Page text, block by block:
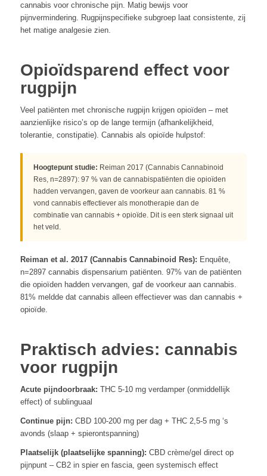
cannabis voor chronische pijn. Matig bewijs voor
pijnvermindering. Rugpijnspecifieke subgroep laat consistente, zij
het matige analgesie zien.
Opioïdsparend effect voor
rugpijn
Veel patiënten met chronische rugpijn krijgen opioïden – met
aanzienlijke risico’s op de lange termijn (afhankelijkheid,
tolerantie, constipatie). Cannabis als opioïde hulpstof:
Hoogtepunt studie: Reiman 2017 (Cannabis Cannabinoid
Res, n=2897): 97 % van de cannabispatiënten die opioïden
hadden vervangen, gaven de voorkeur aan cannabis. 81 %
vond cannabis effectiever als monotherapie dan de
combinatie van cannabis + opioïde. Dit is een sterk signaal uit
het veld.
Reiman et al. 2017 (Cannabis Cannabinoid Res): Enquête,
n=2897 cannabis dispensarium patiënten. 97% van de patiënten
die opioïden hadden vervangen, gaf de voorkeur aan cannabis.
81% meldde dat cannabis alleen effectiever was dan cannabis +
opioïde.
Praktisch advies: cannabis
voor rugpijn
Acute pijndoorbraak: THC 5-10 mg verdamper (onmiddellijk
effect) of sublinguaal
Continue pijn: CBD 100-200 mg per dag + THC 2,5-5 mg ‘s
avonds (slaap + spierontspanning)
Plaatselijk (plaatselijke spanning): CBD crème/gel direct op
pijnpunt – CB2 in spier en fascia, geen systemisch effect